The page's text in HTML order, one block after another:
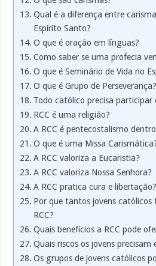
Qual é a diferença entre
Espírito Santo?
O que é oração em línguas?
Como saber se uma profecia
O que é Seminário de Vida no
O que é Grupo de Perseverança?
Todo católico precisa participar
RCC é uma religião?
A RCC é pentecostalismo
O que é uma Missa
A RCC valoriza a Eucaristia?
A RCC valoriza Nossa Senhora?
A RCC pratica cura e libertação?
Por que tantos jovens católicos
RCC?
Quais benefícios a RCC pode
Quais riscos os jovens precisam
Os grupos de jovens católicos